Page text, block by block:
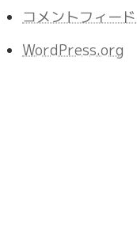
コメントフィード
WordPress.org